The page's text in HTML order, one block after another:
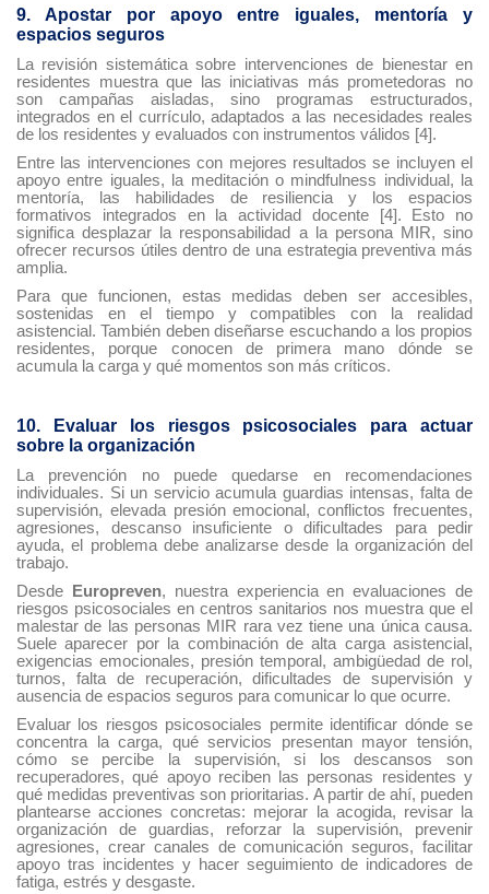
9. Apostar por apoyo entre iguales, mentoría y
espacios seguros
La revisión sistemática sobre intervenciones de bienestar en
residentes muestra que las iniciativas más prometedoras no
son campañas aisladas, sino programas estructurados,
integrados en el currículo, adaptados a las necesidades reales
de los residentes y evaluados con instrumentos válidos [4].
Entre las intervenciones con mejores resultados se incluyen el
apoyo entre iguales, la meditación o mindfulness individual, la
mentoría, las habilidades de resiliencia y los espacios
formativos integrados en la actividad docente [4]. Esto no
significa desplazar la responsabilidad a la persona MIR, sino
ofrecer recursos útiles dentro de una estrategia preventiva más
amplia.
Para que funcionen, estas medidas deben ser accesibles,
sostenidas en el tiempo y compatibles con la realidad
asistencial. También deben diseñarse escuchando a los propios
residentes, porque conocen de primera mano dónde se
acumula la carga y qué momentos son más críticos.
10. Evaluar los riesgos psicosociales para actuar
sobre la organización
La prevención no puede quedarse en recomendaciones
individuales. Si un servicio acumula guardias intensas, falta de
supervisión, elevada presión emocional, conflictos frecuentes,
agresiones, descanso insuficiente o dificultades para pedir
ayuda, el problema debe analizarse desde la organización del
trabajo.
Desde
Europreven, nuestra experiencia en evaluaciones de
riesgos psicosociales en centros sanitarios nos muestra que el
malestar de las personas MIR rara vez tiene una única causa.
Suele aparecer por la combinación de alta carga asistencial,
exigencias emocionales, presión temporal, ambigüedad de rol,
turnos, falta de recuperación, dificultades de supervisión y
ausencia de espacios seguros para comunicar lo que ocurre.
Evaluar los riesgos psicosociales permite identificar dónde se
concentra la carga, qué servicios presentan mayor tensión,
cómo se percibe la supervisión, si los descansos son
recuperadores, qué apoyo reciben las personas residentes y
qué medidas preventivas son prioritarias. A partir de ahí, pueden
plantearse acciones concretas: mejorar la acogida, revisar la
organización de guardias, reforzar la supervisión, prevenir
agresiones, crear canales de comunicación seguros, facilitar
apoyo tras incidentes y hacer seguimiento de indicadores de
fatiga, estrés y desgaste.